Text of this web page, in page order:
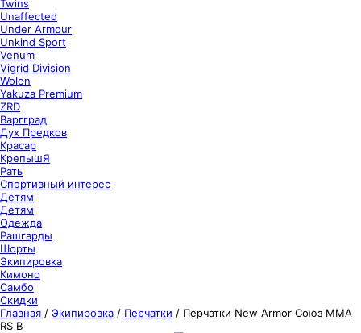
Twins
Unaffected
Under Armour
Unkind Sport
Venum
Vigrid Division
Wolon
Yakuza Premium
ZRD
Варгград
Дух Предков
Красар
КрепышЯ
Рать
Спортивный интерес
Детям
Детям
Одежда
Рашгарды
Шорты
Экипировка
Кимоно
Самбо
Скидки
Главная / Экипировка / Перчатки / Перчатки New Armor Союз ММА
RS B